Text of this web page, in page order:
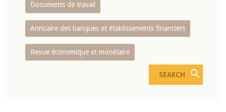
Documents de travail
Annuaire des banques et établissements financiers
Revue économique et monétaire